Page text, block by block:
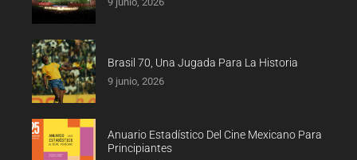
Brasil 70, Una Jugada Para La Historia
9 junio, 2026
Anuario Estadístico Del Cine Mexicano Para
Principiantes